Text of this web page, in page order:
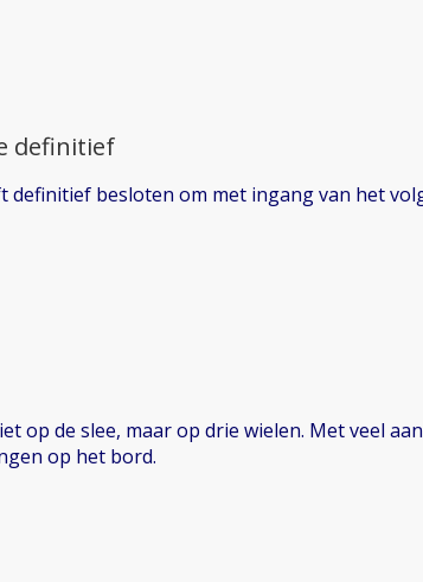
definitief
definitief besloten om met ingang van het
op de slee, maar op drie wielen. Met veel
op het bord.